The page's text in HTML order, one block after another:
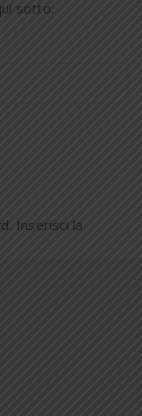
sotto:
Inserisci la